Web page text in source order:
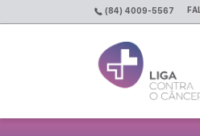
(84) 4009-5567